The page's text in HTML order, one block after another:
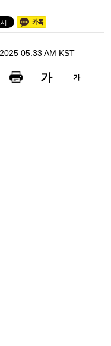
05:33 AM KST
가 가